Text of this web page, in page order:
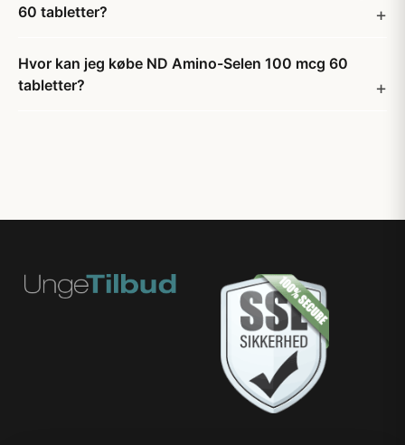
60 tabletter?
Hvor kan jeg købe ND Amino-Selen 100 mcg 60
tabletter?